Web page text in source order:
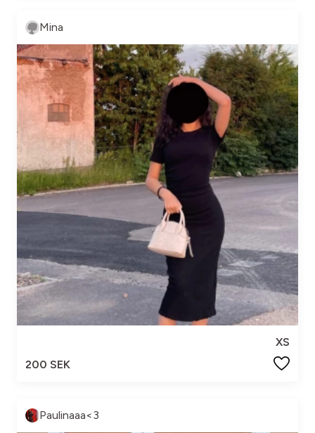
Mina
XS
200 SEK
Paulinaaa<3